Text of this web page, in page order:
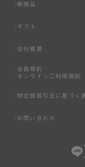
新商品
ギフト
会社概要
会員規約・
オンラインご利用規約
特定商取引法に基づく
お問い合わせ